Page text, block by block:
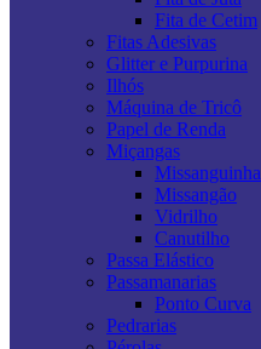
Fita de Cetim
Fitas Adesivas
Glitter e Purpurina
Ilhós
Máquina de Tricô
Papel de Renda
Miçangas
Missanguinha
Missangão
Vidrilho
Canutilho
Passa Elástico
Passamanarias
Ponto Curva
Pedrarias